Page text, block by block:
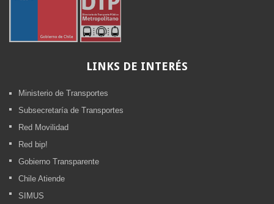
LINKS DE INTERÉS
Ministerio de Transportes
Subsecretaría de Transportes
Red Movilidad
Red bip!
Gobierno Transparente
Chile Atiende
SIMUS